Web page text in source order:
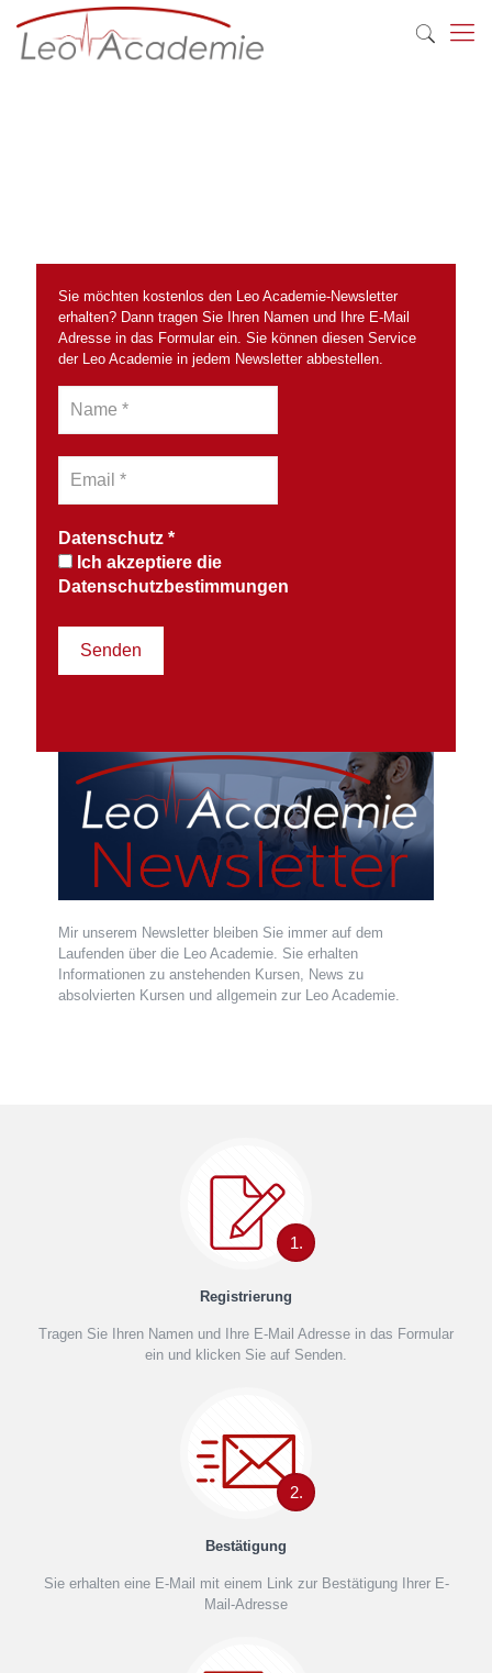
Sie möchten kostenlos den Leo Academie-Newsletter
erhalten? Dann tragen Sie Ihren Namen und Ihre E-Mail
Adresse in das Formular ein. Sie können diesen Service
der Leo Academie in jedem Newsletter abbestellen.
Datenschutz *
Ich akzeptiere die
Datenschutzbestimmungen
Mir unserem Newsletter bleiben Sie immer auf dem
Laufenden über die Leo Academie. Sie erhalten
Informationen zu anstehenden Kursen, News zu
absolvierten Kursen und allgemein zur Leo Academie.
1.
Registrierung
Tragen Sie Ihren Namen und Ihre E-Mail Adresse in das Formular
ein und klicken Sie auf Senden.
2.
Bestätigung
Sie erhalten eine E-Mail mit einem Link zur Bestätigung Ihrer E-
Mail-Adresse